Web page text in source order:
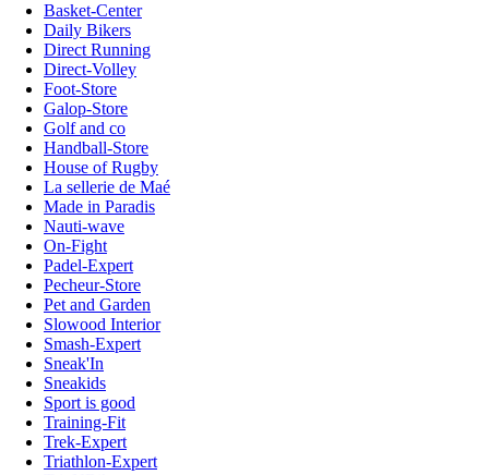
Basket-Center
Daily Bikers
Direct Running
Direct-Volley
Foot-Store
Galop-Store
Golf and co
Handball-Store
House of Rugby
La sellerie de Maé
Made in Paradis
Nauti-wave
On-Fight
Padel-Expert
Pecheur-Store
Pet and Garden
Slowood Interior
Smash-Expert
Sneak'In
Sneakids
Sport is good
Training-Fit
Trek-Expert
Triathlon-Expert